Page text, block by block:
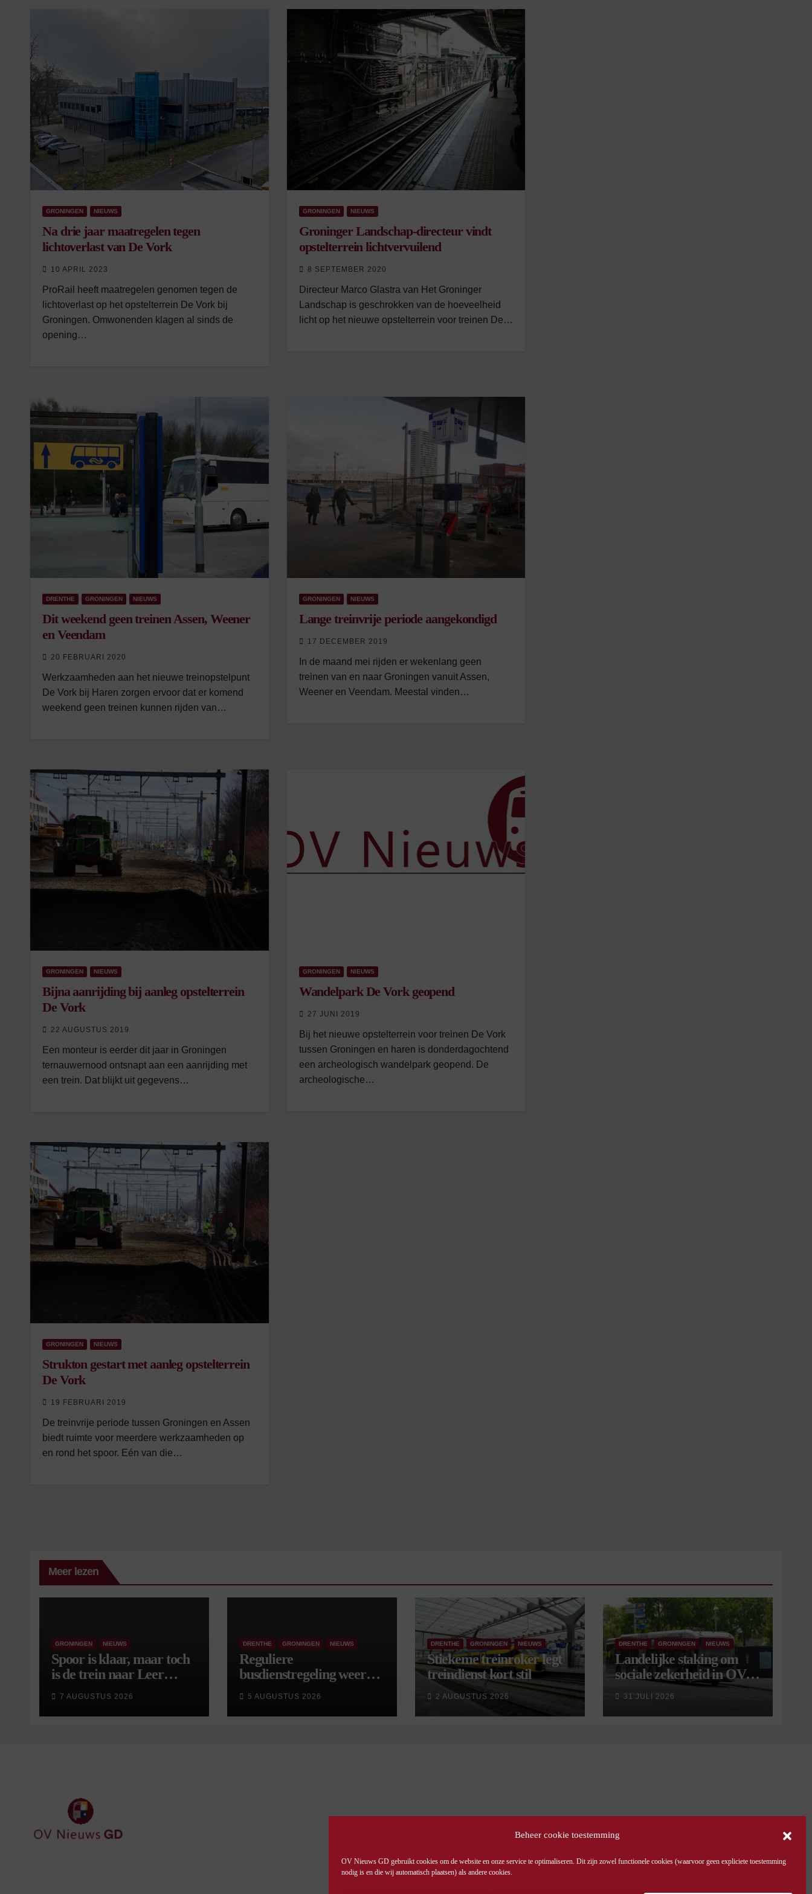
Beheer cookie toestemming
OV Nieuws GD gebruikt cookies om de website en onze service te optimaliseren. Dit zijn zowel functionele cookies (waarvoor geen expliciete toestemming
nodig is en die wij automatisch plaatsen) als andere cookies.
GRONINGEN NIEUWS
Na drie jaar maatregelen tegen
lichtoverlast van De Vork
10 APRIL 2023
ProRail heeft maatregelen genomen tegen de
lichtoverlast op het opstelterrein De Vork bij
Groningen. Omwonenden klagen al sinds de
opening…
GRONINGEN NIEUWS
Groninger Landschap-directeur vindt
opstelterrein lichtvervuilend
8 SEPTEMBER 2020
Directeur Marco Glastra van Het Groninger
Landschap is geschrokken van de hoeveelheid
licht op het nieuwe opstelterrein voor treinen De…
DRENTHE GRONINGEN NIEUWS
Dit weekend geen treinen Assen, Weener
en Veendam
20 FEBRUARI 2020
Werkzaamheden aan het nieuwe treinopstelpunt
De Vork bij Haren zorgen ervoor dat er komend
weekend geen treinen kunnen rijden van…
GRONINGEN NIEUWS
Lange treinvrije periode aangekondigd
17 DECEMBER 2019
In de maand mei rijden er wekenlang geen
treinen van en naar Groningen vanuit Assen,
Weener en Veendam. Meestal vinden…
GRONINGEN NIEUWS
Bijna aanrijding bij aanleg opstelterrein
De Vork
22 AUGUSTUS 2019
Een monteur is eerder dit jaar in Groningen
ternauwernood ontsnapt aan een aanrijding met
een trein. Dat blijkt uit gegevens…
GRONINGEN NIEUWS
Wandelpark De Vork geopend
27 JUNI 2019
Bij het nieuwe opstelterrein voor treinen De Vork
tussen Groningen en haren is donderdagochtend
een archeologisch wandelpark geopend. De
archeologische…
GRONINGEN NIEUWS
Strukton gestart met aanleg opstelterrein
De Vork
19 FEBRUARI 2019
De treinvrije periode tussen Groningen en Assen
biedt ruimte voor meerdere werkzaamheden op
en rond het spoor. Eén van die…
Meer lezen
GRONINGEN NIEUWS
Spoor is klaar, maar toch
is de trein naar Leer
7 AUGUSTUS 2026
DRENTHE GRONINGEN NIEUWS
Reguliere
busdienstregeling weer
wijzigingen
5 AUGUSTUS 2026
DRENTHE GRONINGEN NIEUWS
Stiekeme treinroker legt
treindienst kort stil
2 AUGUSTUS 2026
DRENTHE GRONINGEN NIEUWS
Landelijke staking om
sociale zekerheid in OV
aangekondigd voor 9
september
31 JULI 2026